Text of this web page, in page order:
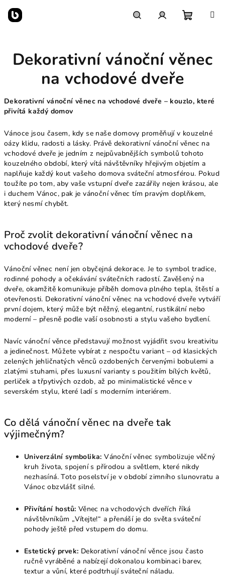
obsah
košík
Dekorativní vánoční věnec
na vchodové dveře
Dekorativní vánoční věnec na vchodové dveře – kouzlo, které
přivítá každý domov
Vánoce jsou časem, kdy se naše domovy proměňují v kouzelné
oázy klidu, radosti a lásky. Právě dekorativní vánoční věnec na
vchodové dveře je jedním z nejpůvabnějších symbolů tohoto
kouzelného období, který vítá návštěvníky hřejivým objetím a
naplňuje každý kout vašeho domova sváteční atmosférou. Pokud
toužíte po tom, aby vaše vstupní dveře zazářily nejen krásou, ale
i duchem Vánoc, pak je vánoční věnec tím pravým doplňkem,
který nesmí chybět.
Proč zvolit dekorativní vánoční věnec na
vchodové dveře?
Vánoční věnec není jen obyčejná dekorace. Je to symbol tradice,
rodinné pohody a očekávání svátečních radostí. Zavěšený na
dveře, okamžitě komunikuje příběh domova plného tepla, štěstí a
otevřenosti. Dekorativní vánoční věnec na vchodové dveře vytváří
první dojem, který může být něžný, elegantní, rustikální nebo
moderní – přesně podle vaší osobnosti a stylu vašeho bydlení.
Navíc vánoční věnce představují možnost vyjádřit svou kreativitu
a jedinečnost. Můžete vybírat z nespočtu variant – od klasických
zelených jehličnatých věnců ozdobených červenými bobulemi a
zlatými stuhami, přes luxusní varianty s použitím bílých květů,
perliček a třpytivých ozdob, až po minimalistické věnce v
severském stylu, které ladí s moderním interiérem.
Co dělá vánoční věnec na dveře tak
výjimečným?
Univerzální symbolika: Vánoční věnec symbolizuje věčný
kruh života, spojení s přírodou a světlem, které nikdy
nezhasíná. Toto poselství je v období zimního slunovratu a
Vánoc obzvlášť silné.
Přivítání hostů: Věnec na vchodových dveřích říká
návštěvníkům „Vítejte!“ a přenáší je do světa sváteční
pohody ještě před vstupem do domu.
Estetický prvek: Dekorativní vánoční věnce jsou často
ručně vyráběné a nabízejí dokonalou kombinaci barev,
textur a vůní, které podtrhují sváteční náladu.